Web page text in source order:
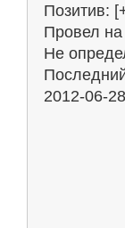
Позитив:
Провел
Не
2012-06-